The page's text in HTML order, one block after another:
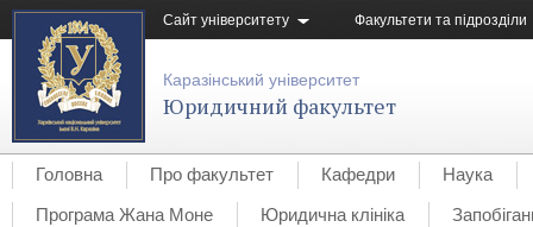
Сайт університету Факультети та підрозділи
Каразінський університет
Юридичний факультет
Головна Про факультет Кафедри
Наука
Програма Жана Моне
Юридична клініка